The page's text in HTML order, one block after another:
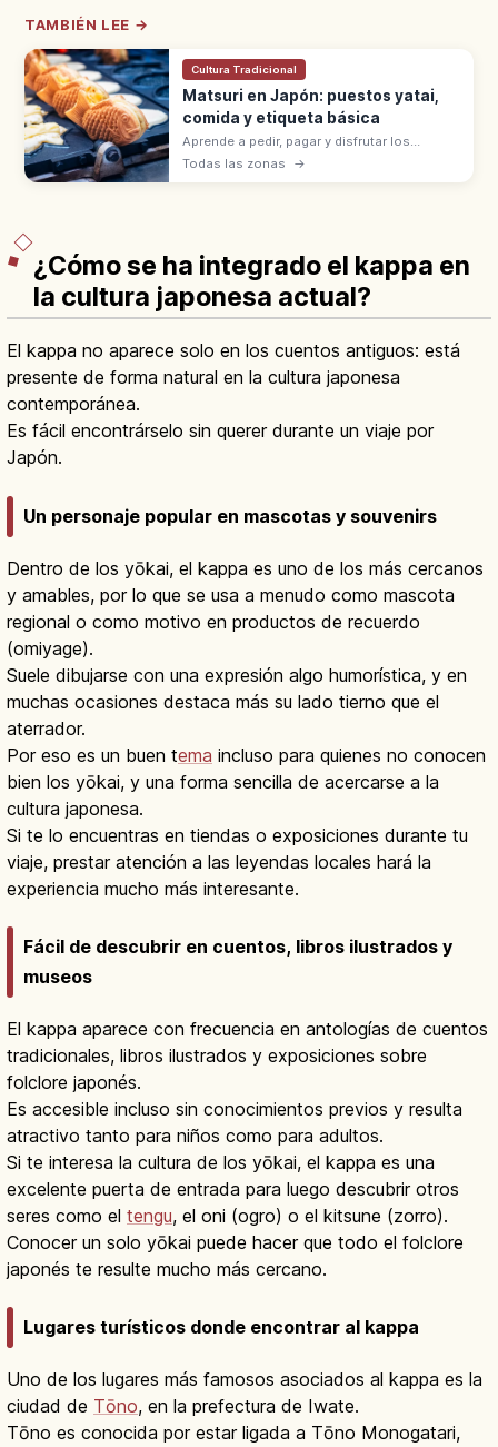
TAMBIÉN LEE →
Cultura Tradicional
Matsuri en Japón: puestos yatai,
comida y etiqueta básica
Aprende a pedir, pagar y disfrutar los
puestos de comida en los matsuri de
Todas las zonas →
¿Cómo se ha integrado el kappa en
la cultura japonesa actual?
El kappa no aparece solo en los cuentos antiguos: está
presente de forma natural en la cultura japonesa
contemporánea.
Es fácil encontrárselo sin querer durante un viaje por
Japón.
Un personaje popular en mascotas y souvenirs
Dentro de los yōkai, el kappa es uno de los más cercanos
y amables, por lo que se usa a menudo como mascota
regional o como motivo en productos de recuerdo
(omiyage).
Suele dibujarse con una expresión algo humorística, y en
muchas ocasiones destaca más su lado tierno que el
aterrador.
Por eso es un buen tema incluso para quienes no conocen
bien los yōkai, y una forma sencilla de acercarse a la
cultura japonesa.
Si te lo encuentras en tiendas o exposiciones durante tu
viaje, prestar atención a las leyendas locales hará la
experiencia mucho más interesante.
Fácil de descubrir en cuentos, libros ilustrados y
museos
El kappa aparece con frecuencia en antologías de cuentos
tradicionales, libros ilustrados y exposiciones sobre
folclore japonés.
Es accesible incluso sin conocimientos previos y resulta
atractivo tanto para niños como para adultos.
Si te interesa la cultura de los yōkai, el kappa es una
excelente puerta de entrada para luego descubrir otros
seres como el tengu, el oni (ogro) o el kitsune (zorro).
Conocer un solo yōkai puede hacer que todo el folclore
japonés te resulte mucho más cercano.
Lugares turísticos donde encontrar al kappa
Uno de los lugares más famosos asociados al kappa es la
ciudad de Tōno, en la prefectura de Iwate.
Tōno es conocida por estar ligada a Tōno Monogatari,